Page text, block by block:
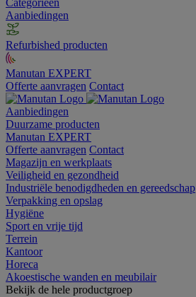
Aanbiedingen
Refurbished producten
Manutan EXPERT
Offerte aanvragen Contact
Aanbiedingen
Duurzame producten
Manutan EXPERT
Offerte aanvragen Contact
Magazijn en werkplaats
Veiligheid en gezondheid
Industriële benodigdheden en gereedschap
Verpakking en opslag
Hygiëne
Sport en vrije tijd
Terrein
Kantoor
Horeca
Akoestische wanden en meubilair
Bekijk de hele productgroep